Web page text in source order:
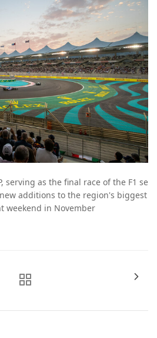
serving as the final race of the F1 se
additions to the region's biggest
weekend in November